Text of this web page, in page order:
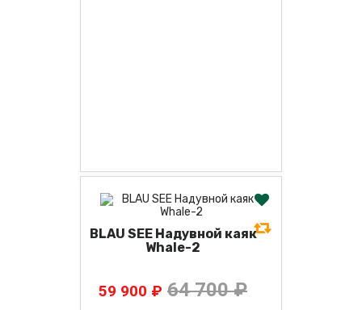
BLAU SEE Надувной каяк
Whale-2
59 900 ₽ 64 700 ₽